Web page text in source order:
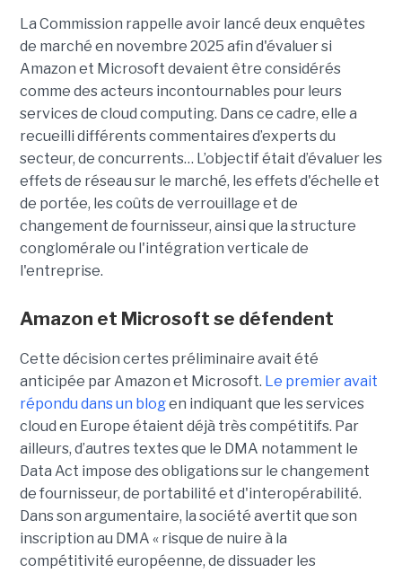
La Commission rappelle avoir lancé deux enquêtes
de marché en novembre 2025 afin d'évaluer si
Amazon et Microsoft devaient être considérés
comme des acteurs incontournables pour leurs
services de cloud computing. Dans ce cadre, elle a
recueilli différents commentaires d’experts du
secteur, de concurrents… L’objectif était d’évaluer les
effets de réseau sur le marché, les effets d'échelle et
de portée, les coûts de verrouillage et de
changement de fournisseur, ainsi que la structure
conglomérale ou l'intégration verticale de
l'entreprise.
Amazon et Microsoft se défendent
Cette décision certes préliminaire avait été
anticipée par Amazon et Microsoft. Le premier avait
répondu dans un blogen indiquant que les services
cloud en Europe étaient déjà très compétitifs. Par
ailleurs, d’autres textes que le DMA notamment le
Data Act impose des obligations sur le changement
de fournisseur, de portabilité et d'interopérabilité.
Dans son argumentaire, la société avertit que son
inscription au DMA « risque de nuire à la
compétitivité européenne, de dissuader les